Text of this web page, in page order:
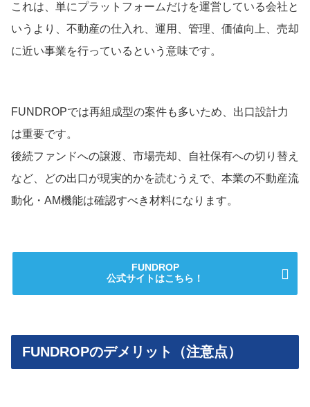
これは、単にプラットフォームだけを運営している会社と
いうより、不動産の仕入れ、運用、管理、価値向上、売却
に近い事業を行っているという意味です。
FUNDROPでは再組成型の案件も多いため、出口設計力
は重要です。
後続ファンドへの譲渡、市場売却、自社保有への切り替え
など、どの出口が現実的かを読むうえで、本業の不動産流
動化・AM機能は確認すべき材料になります。
FUNDROP
公式サイトはこちら！
FUNDROPのデメリット（注意点）